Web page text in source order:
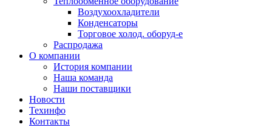
Воздухоохладители
Конденсаторы
Торговое холод. оборуд-е
Распродажа
О компании
История компании
Наша команда
Наши поставщики
Новости
Техинфо
Контакты